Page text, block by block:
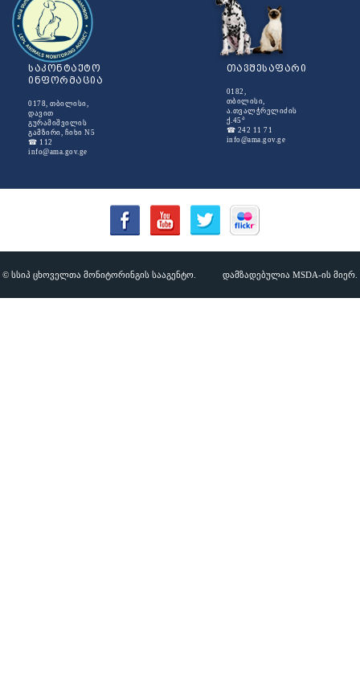
საკონტაქტო
ინფორმაცია
0178, თბილისი,
დავით
გურამიშვილის
გამზირი, ჩიხი N5
☎ 112
info@ama.gov.ge
თავშესაფარი
0182,
თბილისი,
ა.თვალჭრელიძის
ქ.45 ა
☎ 242 11 71
info@ama.gov.ge
© სსიპ ცხოველთა მონიტორინგის სააგენტო. დამზადებულია MSDA-ის მიერ.